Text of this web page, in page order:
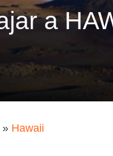
a
» Hawaii